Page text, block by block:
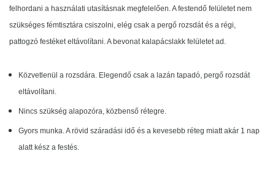
felhordani a használati utasításnak megfelelően. A festendő felületet nem
szükséges fémtisztára csiszolni, elég csak a pergő rozsdát és a régi,
pattogzó festéket eltávolítani. A bevonat kalapácslakk felületet ad.
Közvetlenül a rozsdára. Elegendő csak a lazán tapadó, pergő rozsdát
eltávolítani.
Nincs szükség alapozóra, közbenső rétegre.
Gyors munka. A rövid száradási idő és a kevesebb réteg miatt akár 1 nap
alatt kész a festés.